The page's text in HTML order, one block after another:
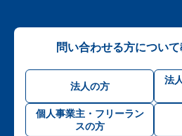
問い合わせる方につい
法人の方
法
個人事業主・フリーラン
スの方